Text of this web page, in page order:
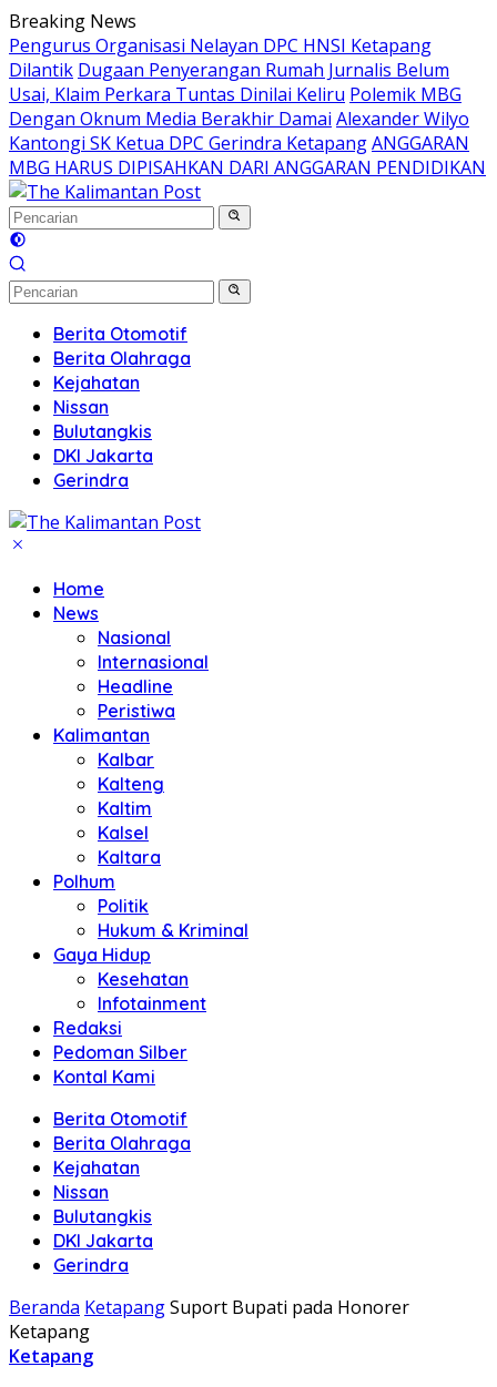
Langsung
ke
konten
Breaking News
Pengurus Organisasi Nelayan DPC HNSI Ketapang
Dilantik Dugaan Penyerangan Rumah Jurnalis Belum
Usai, Klaim Perkara Tuntas Dinilai Keliru Polemik MBG
Dengan Oknum Media Berakhir Damai Alexander Wilyo
Kantongi SK Ketua DPC Gerindra KetapangANGGARAN
MBG HARUS DIPISAHKAN DARI ANGGARAN PENDIDIKAN
Berita Otomotif
Berita Olahraga
Kejahatan
Nissan
Bulutangkis
DKI Jakarta
Gerindra
Home
News
Nasional
Internasional
Headline
Peristiwa
Kalimantan
Kalbar
Kalteng
Kaltim
Kalsel
Kaltara
Polhum
Politik
Hukum & Kriminal
Gaya Hidup
Kesehatan
Infotainment
Redaksi
Pedoman Silber
Kontal Kami
Berita Otomotif
Berita Olahraga
Kejahatan
Nissan
Bulutangkis
DKI Jakarta
Gerindra
Beranda KetapangSuport Bupati pada Honorer
Ketapang
Ketapang